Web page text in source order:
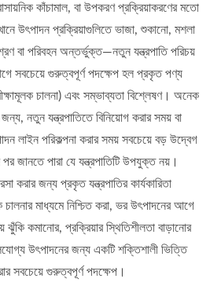
কাঁচামাল, বা উপকরণ প্রক্রিয়াকরণের মতো
উৎপাদন প্রক্রিয়াগুলিতে ভাজা, শুকানো, মশলা
বা পরিবহন অন্তর্ভুক্ত—নতুন যন্ত্রপাতি পরিচয়
সবচেয়ে গুরুত্বপূর্ণ পদক্ষেপ হল প্রকৃত পণ্য
চালনা) এবং সম্ভাব্যতা বিশ্লেষণ। অনেক
নতুন যন্ত্রপাতিতে বিনিয়োগ করার সময় বা
লাইন পরিকল্পনা করার সময় সবচেয়ে বড় উদ্বেগ
জানতে পারা যে যন্ত্রপাতিটি উপযুক্ত নয়।
করার জন্য প্রকৃত যন্ত্রপাতির কার্যকারিতা
চালনার মাধ্যমে নিশ্চিত করা, ভর উৎপাদনের আগে
ঝুঁকি কমানোর, প্রক্রিয়ার স্থিতিশীলতা বাড়ানোর
উৎপাদনের জন্য একটি শক্তিশালী ভিত্তি
সবচেয়ে গুরুত্বপূর্ণ পদক্ষেপ।